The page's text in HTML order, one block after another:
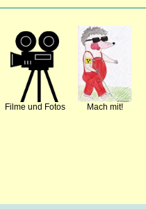
Filme und Fotos Mach mit!